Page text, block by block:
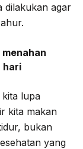
dilakukan agar
hari
lupa
kita makan
bukan
yang